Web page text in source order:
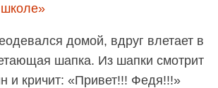
домой, вдруг влетает в
шапка. Из шапки смотрит
и кричит: «Привет!!! Федя!!!»